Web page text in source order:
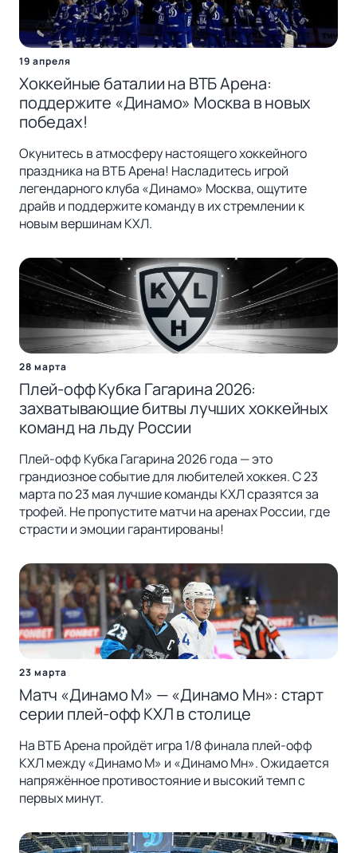
19 апреля
Хоккейные баталии на ВТБ Арена:
поддержите «Динамо» Москва в новых
победах!
Окунитесь в атмосферу настоящего хоккейного
праздника на ВТБ Арена! Насладитесь игрой
легендарного клуба «Динамо» Москва, ощутите
драйв и поддержите команду в их стремлении к
новым вершинам КХЛ.
28 марта
Плей-офф Кубка Гагарина 2026:
захватывающие битвы лучших хоккейных
команд на льду России
Плей-офф Кубка Гагарина 2026 года — это
грандиозное событие для любителей хоккея. С 23
марта по 23 мая лучшие команды КХЛ сразятся за
трофей. Не пропустите матчи на аренах России, где
страсти и эмоции гарантированы!
23 марта
Матч «Динамо М» — «Динамо Мн»: старт
серии плей-офф КХЛ в столице
На ВТБ Арена пройдёт игра 1/8 финала плей-офф
КХЛ между «Динамо М» и «Динамо Мн». Ожидается
напряжённое противостояние и высокий темп с
первых минут.